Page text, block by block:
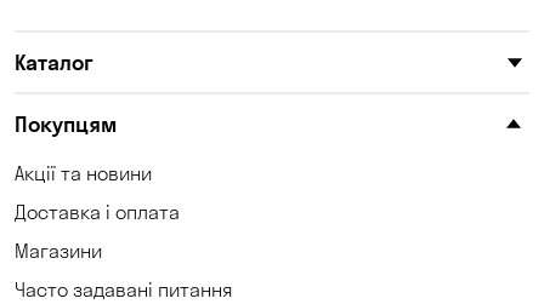
Котівка
Кошари
Каталог
Покупцям
Акції та новини
Доставка і оплата
Магазини
Часто задавані питання